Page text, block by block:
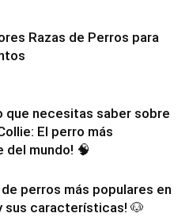
Razas de Perros para
que necesitas saber sobre
El perro más
mundo! 🧠
de perros más populares en
sus características! 🐶